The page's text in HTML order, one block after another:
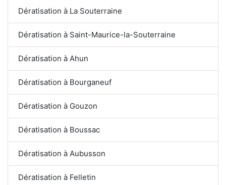
Dératisation à La Souterraine
Dératisation à Saint-Maurice-la-Souterraine
Dératisation à Ahun
Dératisation à Bourganeuf
Dératisation à Gouzon
Dératisation à Boussac
Dératisation à Aubusson
Dératisation à Felletin